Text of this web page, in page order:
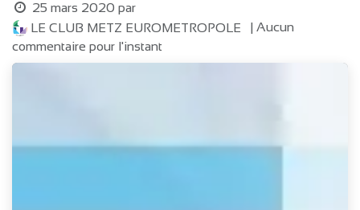
25 mars 2020 par
LE CLUB METZ EUROMETROPOLE
| Aucun
commentaire pour l'instant